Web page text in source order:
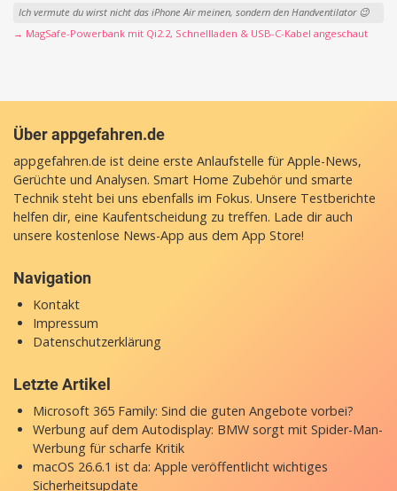
Ich vermute du wirst nicht das iPhone Air meinen, sondern den Handventilator 😉
→ MagSafe-Powerbank mit Qi2.2, Schnellladen & USB-C-Kabel angeschaut
Über appgefahren.de
appgefahren.de ist deine erste Anlaufstelle für Apple-News,
Gerüchte und Analysen. Smart Home Zubehör und smarte
Technik steht bei uns ebenfalls im Fokus. Unsere Testberichte
helfen dir, eine Kaufentscheidung zu treffen. Lade dir auch
unsere kostenlose News-App aus dem App Store!
Navigation
Kontakt
Impressum
Datenschutzerklärung
Letzte Artikel
Microsoft 365 Family: Sind die guten Angebote vorbei?
Werbung auf dem Autodisplay: BMW sorgt mit Spider-Man-
Werbung für scharfe Kritik
macOS 26.6.1 ist da: Apple veröffentlicht wichtiges
Sicherheitsupdate